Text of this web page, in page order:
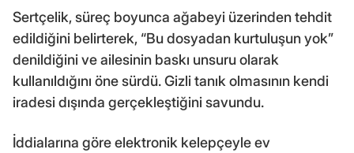
Sertçelik, süreç boyunca ağabeyi üzerinden tehdit
edildiğini belirterek, “Bu dosyadan kurtuluşun yok”
denildiğini ve ailesinin baskı unsuru olarak
kullanıldığını öne sürdü. Gizli tanık olmasının kendi
iradesi dışında gerçekleştiğini savundu.
İddialarına göre elektronik kelepçeyle ev